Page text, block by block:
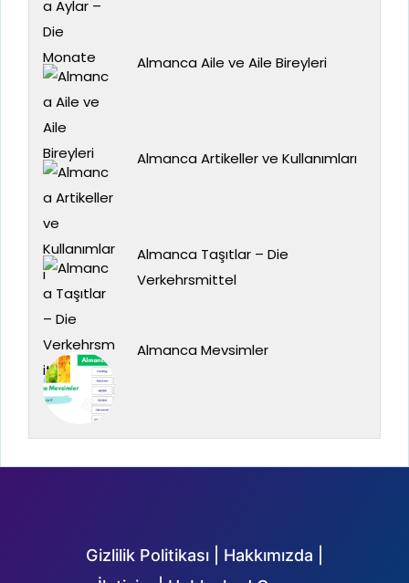
Almanca Aile ve Aile Bireyleri
Almanca Artikeller ve Kullanımları
Almanca Taşıtlar – Die
Verkehrsmittel
Almanca Mevsimler
Gizlilik Politikası Hakkımızda